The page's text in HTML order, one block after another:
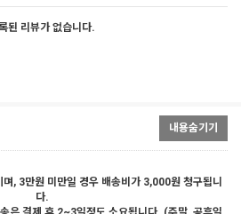
된 리뷰가 없습니다.
내용숨기기
, 3만원 미만일 경우 배송비가 3,000원 청구됩니
다.